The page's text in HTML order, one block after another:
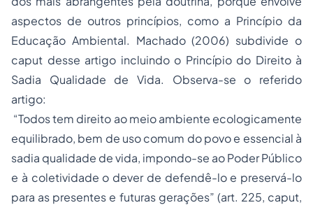
aspectos de outros princípios, como a Princípio da
Educação Ambiental. Machado (2006) subdivide o
caput desse artigo incluindo o Princípio do Direito à
Sadia Qualidade de Vida. Observa-se o referido
artigo:
“Todos tem direito ao meio ambiente ecologicamente
equilibrado, bem de uso comum do povo e essencial à
sadia qualidade de vida, impondo-se ao Poder Público
e à coletividade o dever de defendê-lo e preservá-lo
para as presentes e futuras gerações” (art. 225, caput,